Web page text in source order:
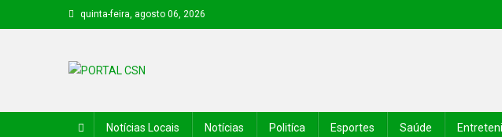
quinta-feira, agosto 06, 2026
Notícias Locais Notícias Politíca Esportes Saúde